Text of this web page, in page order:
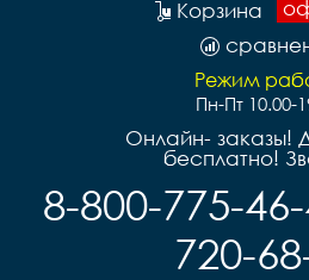
Корзина
Режим
Пн-Пт 10.00-
Онлайн- заказы!
бесплатно!
8-800-775-
720-